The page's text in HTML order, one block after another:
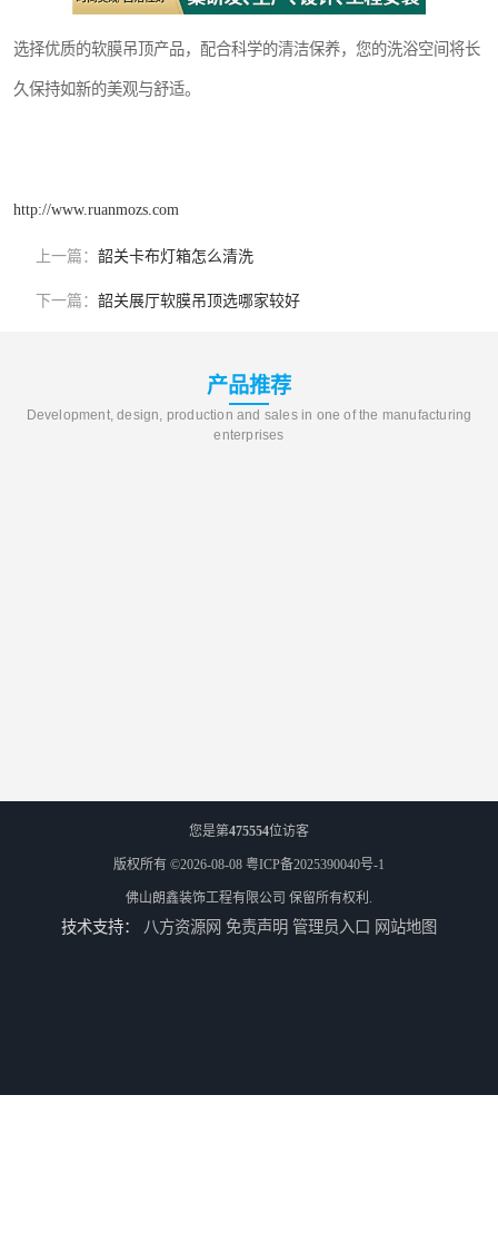
选择优质的软膜吊顶产品，配合科学的清洁保养，您的洗浴空间将长
久保持如新的美观与舒适。
http://www.ruanmozs.com
上一篇： 韶关卡布灯箱怎么清洗
下一篇： 韶关展厅软膜吊顶选哪家较好
产品推荐
Development, design, production and sales in one of the manufacturing
enterprises
您是第475554位访客
版权所有 ©2026-08-08 粤ICP备2025390040号-1
佛山朗鑫装饰工程有限公司 保留所有权利.
技术支持： 八方资源网 免责声明 管理员入口 网站地图